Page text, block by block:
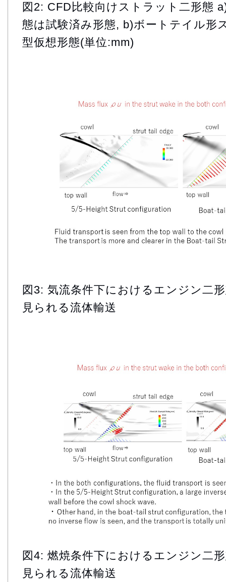
図2: CFD比較向けストラット二形態
態は試験済み形態, b)ボートテイル形
型仮想形態(単位:mm)
図3: 気流条件下におけるエンジン二
見られる流体輸送
図4: 燃焼条件下におけるエンジン二
見られる流体輸送